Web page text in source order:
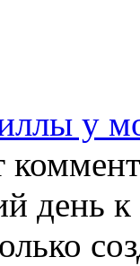
у
день к